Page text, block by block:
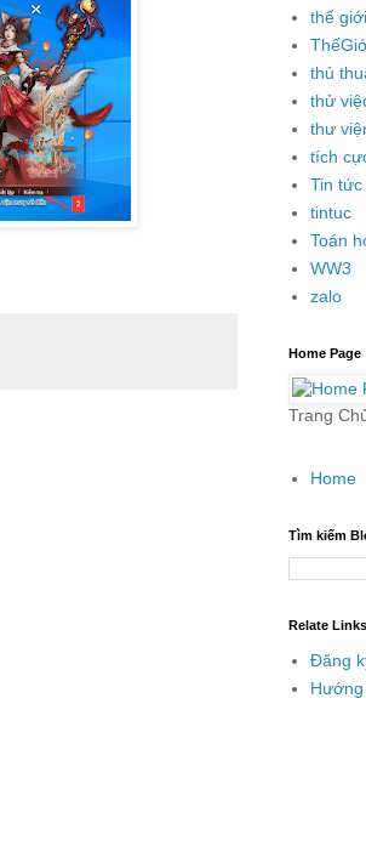
thế
thủ
thử
thư
tích
Tin tức
tintuc
Toán
WW3
zalo
Home Page
Trang
Home
Tìm kiếm
Relate Links
Đăng